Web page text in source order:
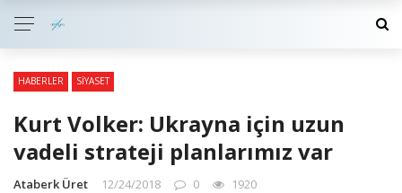
HABERLER SIYASET
Kurt Volker: Ukrayna için uzun
vadeli strateji planlarımız var
Ataberk Üret 12/24/2018 0 1920